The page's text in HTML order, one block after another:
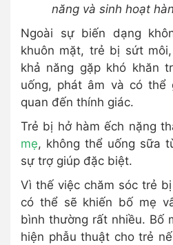
năng và sinh hoạt
Ngoài sự biến dạng
khuôn mặt, trẻ bị sứt
khả năng gặp khó khăn
uống, phát âm và có thể
quan đến thính giác.
Trẻ bị hở hàm ếch nặng
mẹ, không thể uống sữa
sự trợ giúp đặc biệt.
Vì thế việc chăm sóc trẻ
có thể sẽ khiến bố mẹ
bình thường rất nhiều. Bố
hiện phẫu thuật cho trẻ